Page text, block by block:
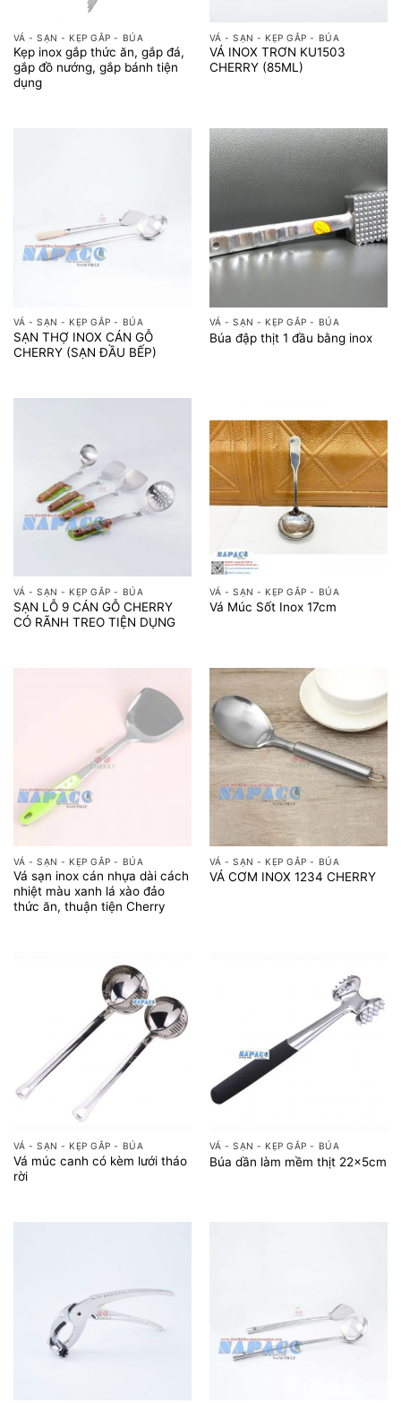
VÁ - SẠN - KẸP GẮP - BÚA
Kẹp inox gắp thức ăn, gắp đá,
gắp đồ nướng, gắp bánh tiện
dụng
VÁ - SẠN - KẸP GẮP - BÚA
VÁ INOX TRƠN KU1503
CHERRY (85ML)
VÁ - SẠN - KẸP GẮP - BÚA
SẠN THỢ INOX CÁN GỖ
CHERRY (SẠN ĐẦU BẾP)
VÁ - SẠN - KẸP GẮP - BÚA
Búa đập thịt 1 đầu bằng inox
VÁ - SẠN - KẸP GẮP - BÚA
SẠN LỖ 9 CÁN GỖ CHERRY
CÓ RÃNH TREO TIỆN DỤNG
VÁ - SẠN - KẸP GẮP - BÚA
Vá Múc Sốt Inox 17cm
VÁ - SẠN - KẸP GẮP - BÚA
Vá sạn inox cán nhựa dài cách
nhiệt màu xanh lá xào đảo
thức ăn, thuận tiện Cherry
VÁ - SẠN - KẸP GẮP - BÚA
VÁ CƠM INOX 1234 CHERRY
VÁ - SẠN - KẸP GẮP - BÚA
Vá múc canh có kèm lưới tháo
rời
VÁ - SẠN - KẸP GẮP - BÚA
Búa dần làm mềm thịt 22x5cm